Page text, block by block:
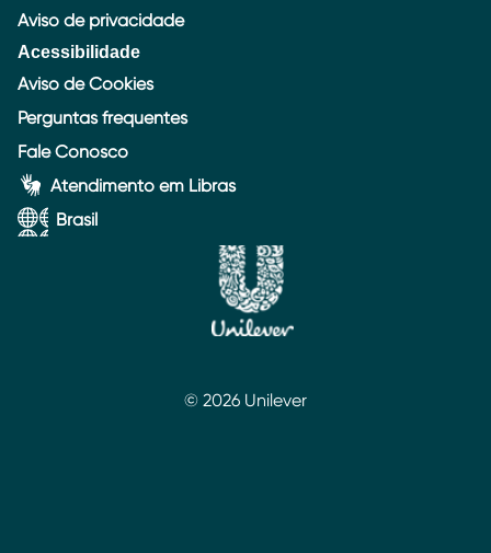
Aviso de privacidade
Acessibilidade
Aviso de Cookies
Perguntas frequentes
Fale Conosco
Atendimento em Libras
Brasil
© 2026 Unilever